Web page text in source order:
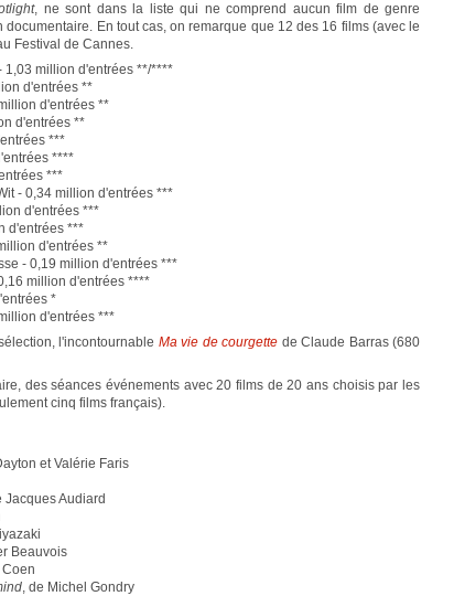
, ne sont dans la liste qui ne comprend aucun film de genre
En tout cas, on remarque que 12 des 16 films (avec le
Festival de Cannes.
1,03 million d'entrées **/****
d'entrées **
d'entrées **
d'entrées **
***
****
***
- 0,34 million d'entrées ***
d'entrées ***
d'entrées ***
d'entrées **
- 0,19 million d'entrées ***
million d'entrées ****
*
d'entrées ***
l'incontournable Ma vie de courgette de Claude Barras (680
des séances événements avec 20 films de 20 ans choisis par les
cinq films français).
et Valérie Faris
Jacques Audiard
Beauvois
, de Michel Gondry